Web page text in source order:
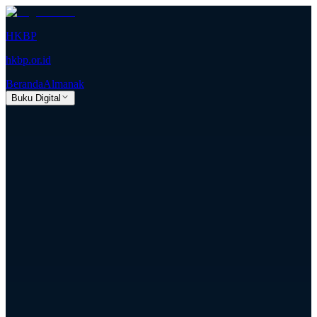
HKBP
hkbp.or.id
BerandaAlmanak
Buku Digital